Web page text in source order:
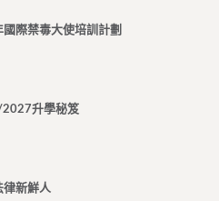
際禁毒大使培訓計劃
2027升學秘笈
律新鮮人